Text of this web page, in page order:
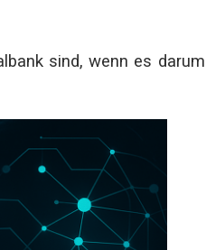
sind, wenn es darum